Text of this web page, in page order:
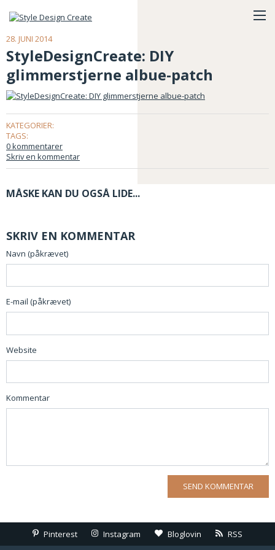
28. JUNI 2014
StyleDesignCreate: DIY
glimmerstjerne albue-patch
KATEGORIER:
TAGS:
0 kommentarer
Skriv en kommentar
MÅSKE KAN DU OGSÅ LIDE...
SKRIV EN KOMMENTAR
Navn (påkrævet)
E-mail (påkrævet)
Website
Kommentar
Pinterest Instagram Bloglovin RSS